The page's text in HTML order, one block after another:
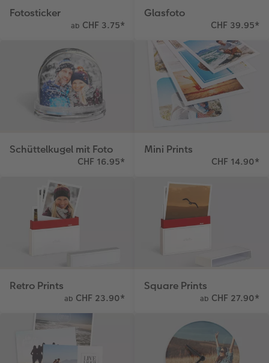
Fotosticker
ab CHF 3.75*
Glasfoto
CHF 39.95*
Schüttelkugel mit Foto
CHF 16.95*
Mini Prints
CHF 14.90*
Retro Prints
ab CHF 23.90*
Square Prints
ab CHF 27.90*